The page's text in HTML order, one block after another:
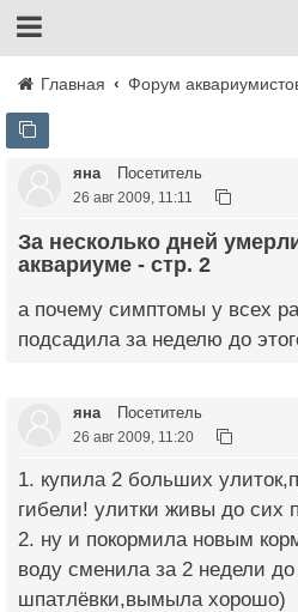
Главная Форум
яна Посетитель
26 авг 2009, 11:11
За несколько дней умерли все рыбки в
аквариуме - стр. 2
а почему симптомы у всех
подсадила за неделю до
яна Посетитель
26 авг 2009, 11:20
1. купила 2 больших
гибели! улитки живы до сих
2. ну и покормила новым
воду сменила за 2 недели
шпатлёвки,вымыла хорошо)